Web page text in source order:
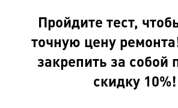
Пройдите тест,
точную цену
закрепить за собой
скидку 10%!